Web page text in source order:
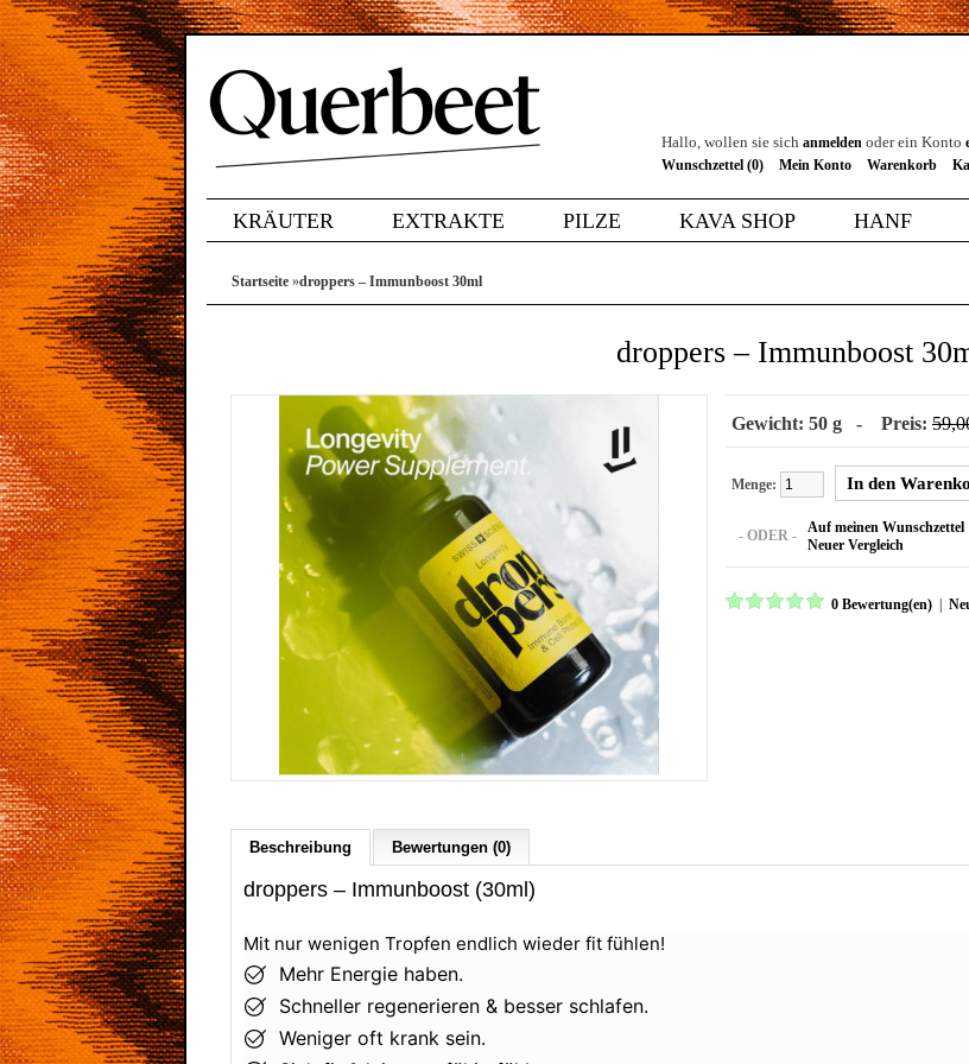
Hallo, wollen sie sich anmelden oder ein Konto
Wunschzettel (0) Mein Konto Warenkorb
KRÄUTER EXTRAKTE PILZE KAVA SHOP HANF
Startseite »droppers – Immunboost 30ml
droppers – Immunboost
Gewicht: 50 g - Preis:
Menge:
- ODER -
Auf meinen Wunschzettel
Neuer Vergleich
0 Bewertung(en)
Beschreibung Bewertungen (0)
droppers – Immunboost (30ml)
Mit nur wenigen Tropfen endlich wieder fit fühlen!
Mehr Energie haben.
Schneller regenerieren & besser schlafen.
Weniger oft krank sein.